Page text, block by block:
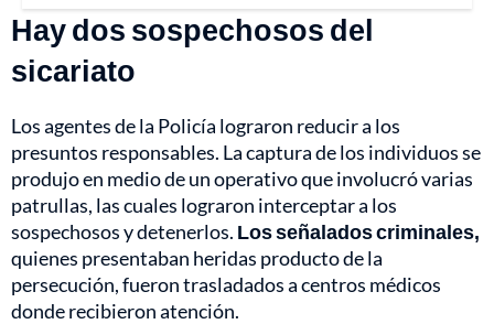
Hay dos sospechosos del
sicariato
Los agentes de la Policía lograron reducir a los
presuntos responsables. La captura de los individuos se
produjo en medio de un operativo que involucró varias
patrullas, las cuales lograron interceptar a los
sospechosos y detenerlos. Los señalados criminales,
quienes presentaban heridas producto de la
persecución, fueron trasladados a centros médicos
donde recibieron atención.